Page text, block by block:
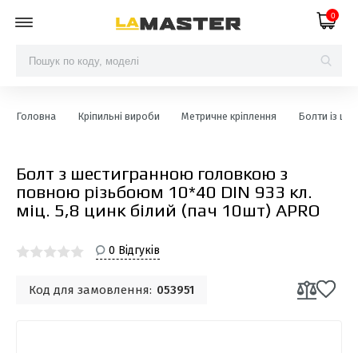
0
Головна Кріпильні вироби Метричне кріплення Болти із
Болт з шестигранною головкою з
повною різьбоюм 10*40 DIN 933 кл.
міц. 5,8 цинк білий (пач 10шт) APRO
0 Відгуків
Код для замовлення: 053951